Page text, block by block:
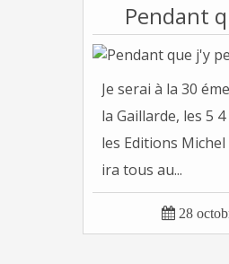
Pendant
Je serai à la 30
la Gaillarde, les 5
les Editions
ira tous au...
 28